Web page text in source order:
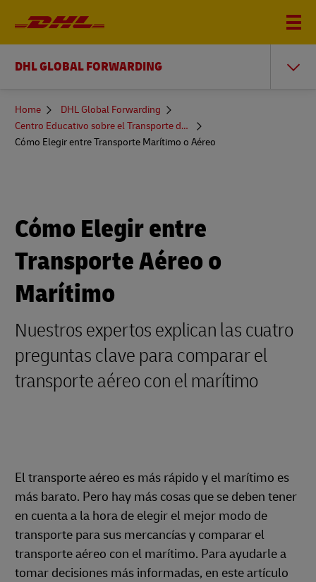
DHL GLOBAL FORWARDING
You
here
Home
DHL Global Forwarding
Centro Educativo sobre el Transporte de Mercancías
Cómo Elegir entre Transporte Marítimo o Aéreo
Cómo Elegir entre
Transporte Aéreo o
Marítimo
Nuestros expertos explican las cuatro
preguntas clave para comparar el
transporte aéreo con el marítimo
El transporte aéreo es más rápido y el marítimo es
más barato. Pero hay más cosas que se deben tener
en cuenta a la hora de elegir el mejor modo de
transporte para sus mercancías y comparar el
transporte aéreo con el marítimo. Para ayudarle a
tomar decisiones más informadas, en este artículo